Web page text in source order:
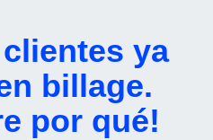
ya
billage.
por qué!